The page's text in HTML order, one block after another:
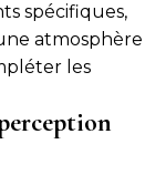
spécifiques,
atmosphère
les